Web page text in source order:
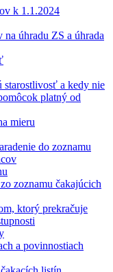
k 1.1.2024
úhradu ZS a úhrada
a kedy nie
platný od
mieru
do zoznamu
zoznamu čakajúcich
ktorý prekračuje
a povinnostiach